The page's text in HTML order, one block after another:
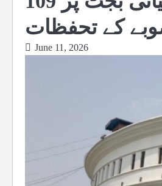
کے تحفظات
June 11, 2026